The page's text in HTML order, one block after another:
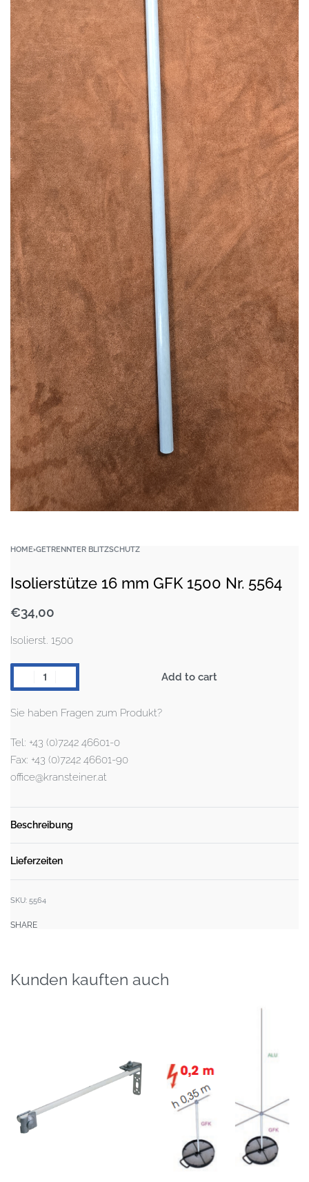
HOME›GETRENNTER BLITZSCHUTZ
Isolierstütze 16 mm GFK 1500 Nr. 5564
€34,00
Isolierst. 1500
Add to cart
Sie haben Fragen zum Produkt?
Tel: +43 (0)7242 46601-0
Fax: +43 (0)7242 46601-90
office@kransteiner.at
Beschreibung
Lieferzeiten
SKU: 5564
SHARE
Kunden kauften auch